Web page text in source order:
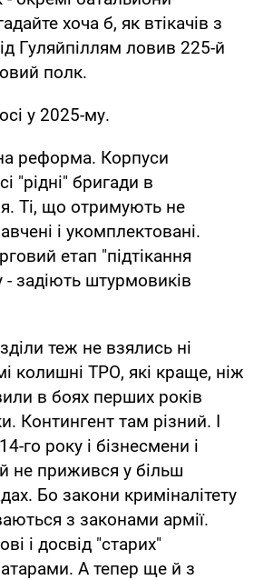
хоча б, як втікачів з
Гуляйпіллям ловив 225-й
полк.
у 2025-му.
реформа. Корпуси
"рідні" бригади в
Ті, що отримують не
і укомплектовані.
етап "підтікання
- задіють штурмовиків
теж не взялись ні
колишні ТРО, які краще, ніж
в боях перших років
Контингент там різний. І
го року і бізнесмени і
не прижився у більш
Бо закони криміналітету
з законами армії.
і досвід "старих"
А тепер ще й з